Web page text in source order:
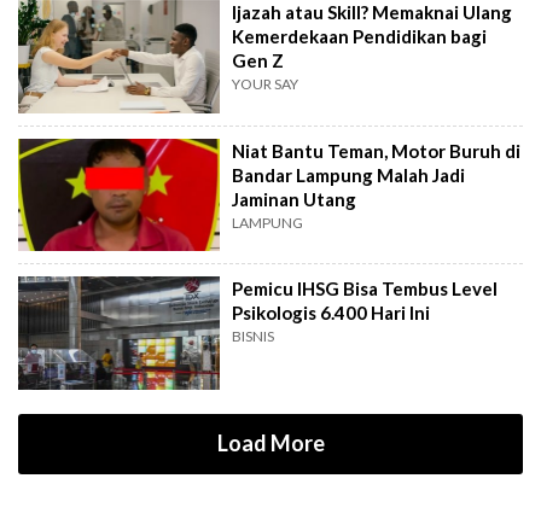
Ijazah atau Skill? Memaknai Ulang
Kemerdekaan Pendidikan bagi
Gen Z
YOUR SAY
Niat Bantu Teman, Motor Buruh di
Bandar Lampung Malah Jadi
Jaminan Utang
LAMPUNG
Pemicu IHSG Bisa Tembus Level
Psikologis 6.400 Hari Ini
BISNIS
Load More